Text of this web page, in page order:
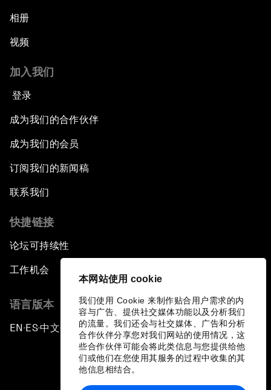
本网站使用 cookie
我们使用 Cookie 来制作贴合用户需求的内
容与广告、提供社交媒体功能以及分析我们
的流量。我们还会与社交媒体、广告和分析
合作伙伴分享您对我们网站的使用情况，这
些合作伙伴可能会将此类信息与您提供给他
们或他们在您使用其服务的过程中收集的其
他信息相结合。
相册
视频
加入我们
登录
成为我们的合作伙伴
成为我们的会员
订阅我们的新闻稿
联系我们
快捷链接
论坛可持续性
工作机会
语言版本
EN ▪ES▪中文▪ 日本語